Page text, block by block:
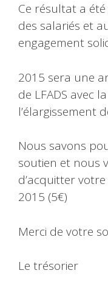
Ce résultat a
des salariés et
engagement
2015 sera une
de LFADS avec
l’élargissement
Nous savons
soutien et nous
d’acquitter
2015 (5€)
Merci de votre
Le trésorier